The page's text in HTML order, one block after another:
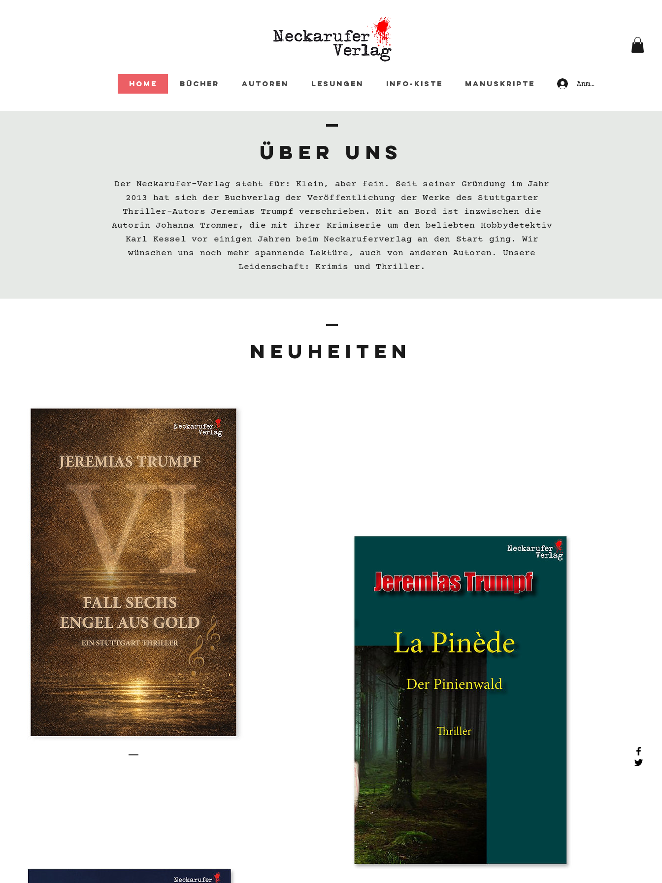
Home Bücher Autoren Lesungen Info-Kiste Manuskripte Anmelden
ÜBER UNS
Der Neckarufer-Verlag steht für: Klein, aber fein. Seit seiner Gründung im Jahr
2013 hat sich der Buchverlag der Veröffentlichung der Werke des Stuttgarter
Thriller-Autors Jeremias Trumpf verschrieben. Mit an Bord ist inzwischen die
Autorin Johanna Trommer, die mit ihrer Krimiserie um den beliebten Hobbydetektiv
Karl Kessel vor einigen Jahren beim Neckaruferverlag an den Start ging. Wir
wünschen uns noch mehr spannende Lektüre, auch von anderen Autoren. Unsere
Leidenschaft: Krimis und Thriller.
NEUHEITEN
Sechs - Engel aus Gold
Der Pinienwald